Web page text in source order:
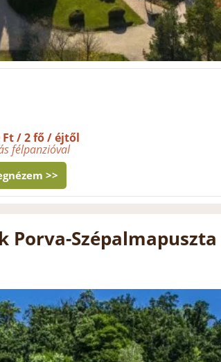
Ft / 2 fő / éjtől
félpanzióval
>>
Porva-